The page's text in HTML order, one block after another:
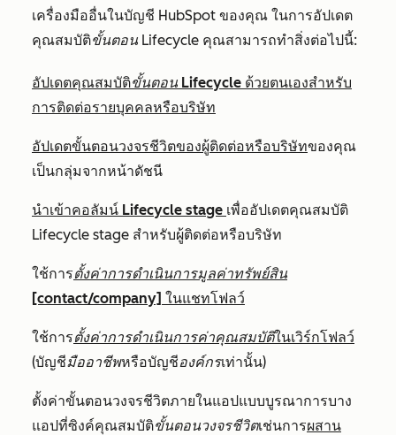
เครื่องมืออื่นในบัญชี HubSpot ของคุณ ในการอัปเดต
คุณสมบัติขั้นตอน Lifecycle คุณสามารถทำสิ่งต่อไปนี้:
อัปเดตคุณสมบัติขั้นตอน Lifecycle ด้วยตนเองสำหรับ
การติดต่อรายบุคคลหรือบริษัท
อัปเดตขั้นตอนวงจรชีวิตของผู้ติดต่อหรือบริษัทของคุณ
เป็นกลุ่มจากหน้าดัชนี
นำเข้าคอลัมน์ Lifecycle stage เพื่ออัปเดตคุณสมบัติ
Lifecycle stage สำหรับผู้ติดต่อหรือบริษัท
ใช้การตั้งค่าการดำเนินการมูลค่าทรัพย์สิน
[contact/company] ในแชทโฟลว์
ใช้การตั้งค่าการดำเนินการค่าคุณสมบัติในเวิร์กโฟลว์
(บัญชีมืออาชีพหรือบัญชีองค์กรเท่านั้น)
ตั้งค่าขั้นตอนวงจรชีวิตภายในแอปแบบบูรณาการบาง
แอปที่ซิงค์คุณสมบัติขั้นตอนวงจรชีวิตเช่นการผสาน